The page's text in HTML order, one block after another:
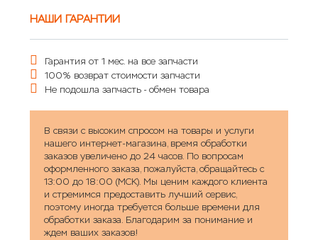
НАШИ ГАРАНТИИ
Гарантия от 1 мес. на все запчасти
100% возврат стоимости запчасти
Не подошла запчасть - обмен товара
В связи с высоким спросом на товары и услуги
нашего интернет-магазина, время обработки
заказов увеличено до 24 часов. По вопросам
оформленного заказа, пожалуйста, обращайтесь с
13:00 до 18:00 (МСК). Мы ценим каждого клиента
и стремимся предоставить лучший сервис,
поэтому иногда требуется больше времени для
обработки заказа. Благодарим за понимание и
ждем ваших заказов!